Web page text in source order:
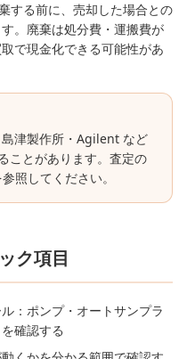
する前に、売却した場合との
。廃棄は処分費・運搬費が
で現金化できる可能性があ
津製作所・Agilent など
ことがあります。査定の
照してください。
ク項目
：ポンプ・オートサンプラ
確認する